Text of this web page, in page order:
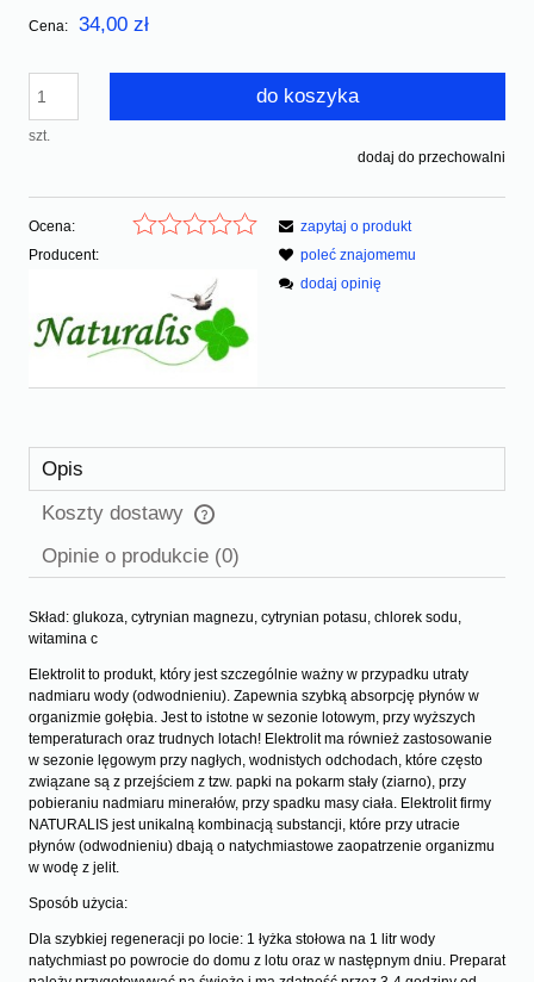
Cena: 34,00 zł
szt.
do koszyka
dodaj do przechowalni
Ocena:
Producent:
zapytaj o produkt
poleć znajomemu
dodaj opinię
Opis
Koszty dostawy
Cena nie zawiera ewentualnych kosztów płatności
Opinie o produkcie (0)
Skład: glukoza, cytrynian magnezu, cytrynian potasu, chlorek sodu,
witamina c
Elektrolit to produkt, który jest szczególnie ważny w przypadku utraty
nadmiaru wody (odwodnieniu). Zapewnia szybką absorpcję płynów w
organizmie gołębia. Jest to istotne w sezonie lotowym, przy wyższych
temperaturach oraz trudnych lotach! Elektrolit ma również zastosowanie
w sezonie lęgowym przy nagłych, wodnistych odchodach, które często
związane są z przejściem z tzw. papki na pokarm stały (ziarno), przy
pobieraniu nadmiaru minerałów, przy spadku masy ciała. Elektrolit firmy
NATURALIS jest unikalną kombinacją substancji, które przy utracie
płynów (odwodnieniu) dbają o natychmiastowe zaopatrzenie organizmu
w wodę z jelit.
Sposób użycia:
Dla szybkiej regeneracji po locie: 1 łyżka stołowa na 1 litr wody
natychmiast po powrocie do domu z lotu oraz w następnym dniu. Preparat